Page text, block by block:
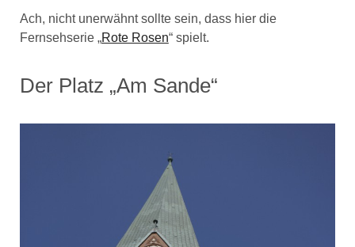
Ach, nicht unerwähnt sollte sein, dass hier die
Fernsehserie „Rote Rosen“ spielt.
Der Platz „Am Sande“